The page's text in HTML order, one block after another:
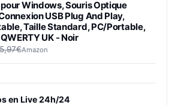
Windows, Souris Optique
USB Plug And Play,
Taille Standard, PC/Portable,
UK - Noir
Amazon
direct 3 vitesses (33-45-78
pre-ampli intégré et port USB
en Live 24h/24